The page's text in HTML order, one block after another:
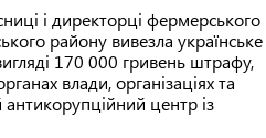
і директорці фермерського
району вивезла українське
170 000 гривень штрафу,
влади, організаціях та
центр із